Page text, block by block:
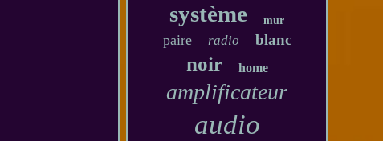
système mur
paire radio blanc
noir home
amplificateur
audio